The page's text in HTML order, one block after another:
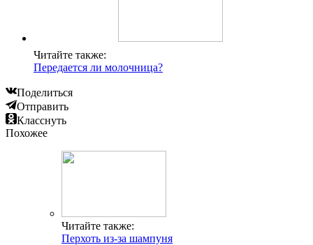
Читайте также:
Передается ли молочница?
Поделиться
Отправить
Класснуть
Похожее
Читайте также:
Перхоть из-за шампуня